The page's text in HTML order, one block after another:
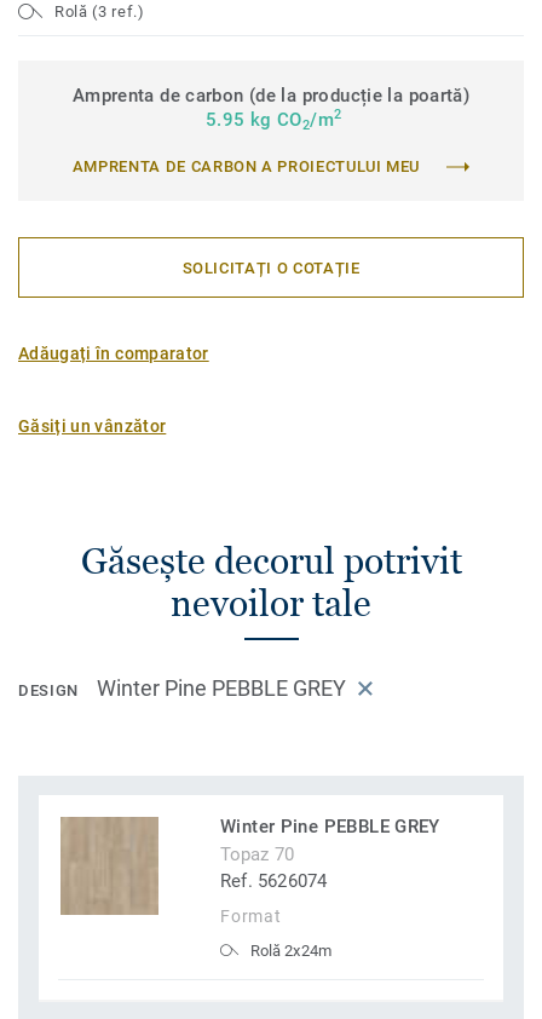
Rolă (3 ref.)
Amprenta de carbon (de la producție la poartă)
5.95 kg CO2/m2
AMPRENTA DE CARBON A PROIECTULUI MEU
SOLICITAȚI O COTAȚIE
Adăugați în comparator
Găsiți un vânzător
Găsește decorul potrivit
nevoilor tale
DESIGN Winter Pine PEBBLE GREY
Winter Pine PEBBLE GREY
Topaz 70
Ref. 5626074
Format
Rolă 2x24m